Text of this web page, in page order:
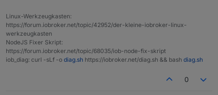
Statusinformationen werden eingelesen… Fertig
Paketaktualisierung (Upgrade) wird berechnet…
Folgende Aktualisierungen wurden aufgrund
gnome-shell gnome-shell-common gnome-text-
Linux-Werkzeugkasten:
https://forum.iobroker.net/topic/42952/der-kleine-iobroker-linux-
werkzeugkasten
NodeJS Fixer Skript:
https://forum.iobroker.net/topic/68035/iob-node-fix-skript
iob_diag: curl -sLf -o diag.sh https://iobroker.net/diag.sh && bash diag.sh
0